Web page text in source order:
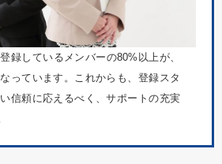
録しているメンバーの80%以上が、
っています。これからも、登録スタ
信頼に応えるべく、サポートの充実